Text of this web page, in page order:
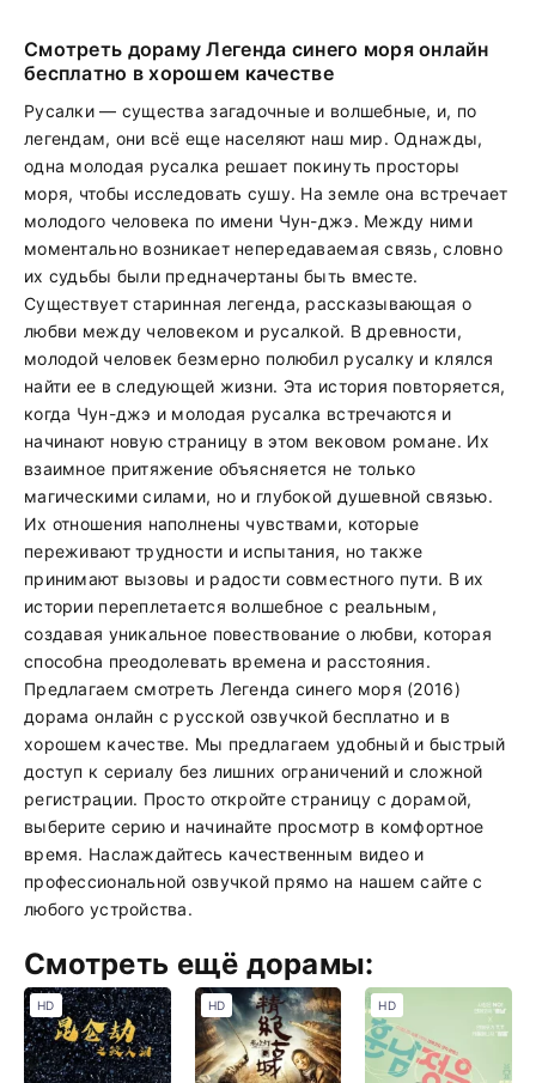
Смотреть дораму Легенда синего моря онлайн
бесплатно в хорошем качестве
Русалки — существа загадочные и волшебные, и, по
легендам, они всё еще населяют наш мир. Однажды,
одна молодая русалка решает покинуть просторы
моря, чтобы исследовать сушу. На земле она встречает
молодого человека по имени Чун-джэ. Между ними
моментально возникает непередаваемая связь, словно
их судьбы были предначертаны быть вместе.
Существует старинная легенда, рассказывающая о
любви между человеком и русалкой. В древности,
молодой человек безмерно полюбил русалку и клялся
найти ее в следующей жизни. Эта история повторяется,
когда Чун-джэ и молодая русалка встречаются и
начинают новую страницу в этом вековом романе. Их
взаимное притяжение объясняется не только
магическими силами, но и глубокой душевной связью.
Их отношения наполнены чувствами, которые
переживают трудности и испытания, но также
принимают вызовы и радости совместного пути. В их
истории переплетается волшебное с реальным,
создавая уникальное повествование о любви, которая
способна преодолевать времена и расстояния.
Предлагаем смотреть Легенда синего моря (2016)
дорама онлайн с русской озвучкой бесплатно и в
хорошем качестве. Мы предлагаем удобный и быстрый
доступ к сериалу без лишних ограничений и сложной
регистрации. Просто откройте страницу с дорамой,
выберите серию и начинайте просмотр в комфортное
время. Наслаждайтесь качественным видео и
профессиональной озвучкой прямо на нашем сайте с
любого устройства.
Смотреть ещё дорамы:
HD HD HD